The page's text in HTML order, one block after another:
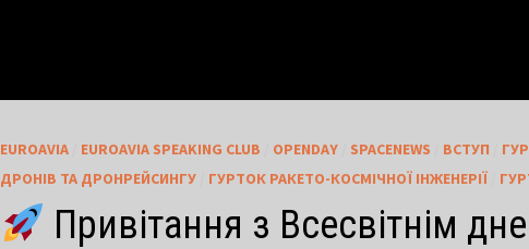
EUROAVIA EUROAVIA SPEAKING CLUB OPENDAY SPACENEWS ВСТУП
ДРОНІВ ТА ДРОНРЕЙСИНГУ
ГУРТОК РАКЕТО-КОСМІЧНОЇ ІНЖЕНЕРІЇ
Привітання з Всесвітнім